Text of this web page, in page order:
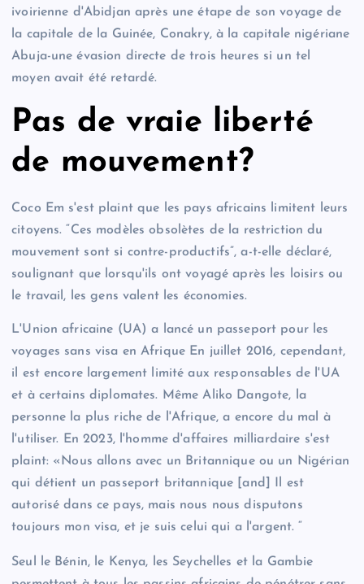
ivoirienne d'Abidjan après une étape de son voyage de
la capitale de la Guinée, Conakry, à la capitale nigériane
Abuja-une évasion directe de trois heures si un tel
moyen avait été retardé.
Pas de vraie liberté
de mouvement?
Coco Em s'est plaint que les pays africains limitent leurs
citoyens. “Ces modèles obsolètes de la restriction du
mouvement sont si contre-productifs”, a-t-elle déclaré,
soulignant que lorsqu'ils ont voyagé après les loisirs ou
le travail, les gens valent les économies.
L'Union africaine (UA) a lancé un passeport pour les
voyages sans visa en Afrique En juillet 2016, cependant,
il est encore largement limité aux responsables de l'UA
et à certains diplomates. Même Aliko Dangote, la
personne la plus riche de l'Afrique, a encore du mal à
l'utiliser. En 2023, l'homme d'affaires milliardaire s'est
plaint: «Nous allons avec un Britannique ou un Nigérian
qui détient un passeport britannique [and] Il est
autorisé dans ce pays, mais nous nous disputons
toujours mon visa, et je suis celui qui a l'argent. “
Seul le Bénin, le Kenya, les Seychelles et la Gambie